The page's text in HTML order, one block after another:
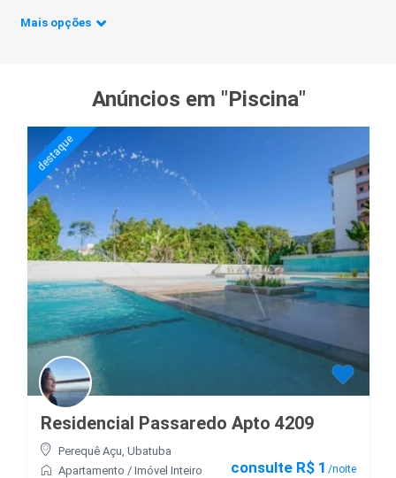
Mais opções
Anúncios em "Piscina"
destaque
consulte R$ 1 /noite
Residencial Passaredo Apto 4209
Perequê Açu Ubatuba
Apartamento / Imóvel Inteiro